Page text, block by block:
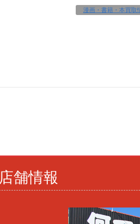
漫画・書籍・本買取
店舗情報